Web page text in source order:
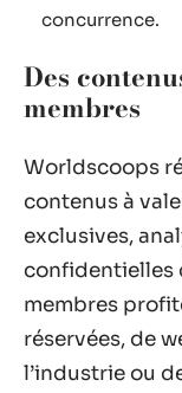
concurrence.
Des
membres
Worldscoops
contenus à
exclusives,
confidentielles
membres
réservées, de
l’industrie ou